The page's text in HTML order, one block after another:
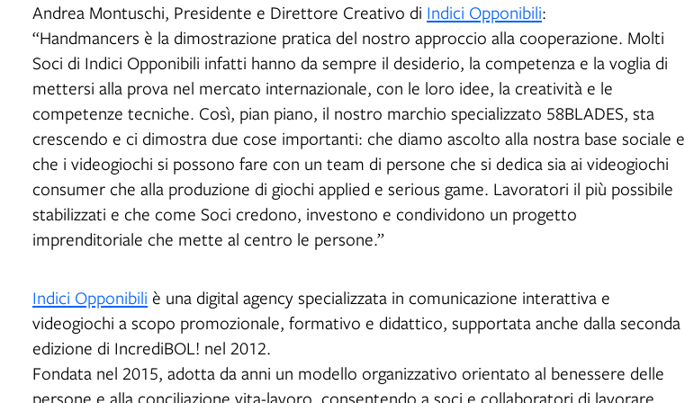
Andrea Montuschi, Presidente e Direttore Creativo di Indici Opponibili:
“Handmancers è la dimostrazione pratica del nostro approccio alla cooperazione. Molti
Soci di Indici Opponibili infatti hanno da sempre il desiderio, la competenza e la voglia di
mettersi alla prova nel mercato internazionale, con le loro idee, la creatività e le
competenze tecniche. Così, pian piano, il nostro marchio specializzato 58BLADES, sta
crescendo e ci dimostra due cose importanti: che diamo ascolto alla nostra base sociale e
che i videogiochi si possono fare con un team di persone che si dedica sia ai videogiochi
consumer che alla produzione di giochi applied e serious game. Lavoratori il più possibile
stabilizzati e che come Soci credono, investono e condividono un progetto
imprenditoriale che mette al centro le persone.”
Indici Opponibili è una digital agency specializzata in comunicazione interattiva e
videogiochi a scopo promozionale, formativo e didattico, supportata anche dalla seconda
edizione di IncrediBOL! nel 2012.
Fondata nel 2015, adotta da anni un modello organizzativo orientato al benessere delle
persone e alla conciliazione vita-lavoro, consentendo a soci e collaboratori di lavorare